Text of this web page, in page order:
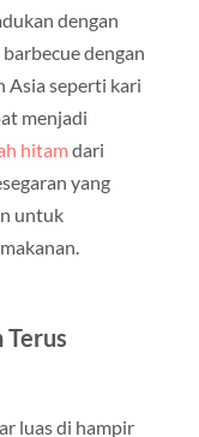
dengan
dengan
Asia seperti kari
menjadi
hitam dari
yang
untuk
Terus
luas di hampir